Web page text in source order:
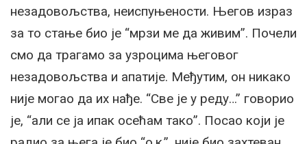
незадовољства, неиспуњености. Његов израз
за то стање био је “мрзи ме да живим”. Почели
смо да трагамо за узроцима његовог
незадовољства и апатије. Међутим, он никако
није могао да их нађе. “Све је у реду…” говорио
је, “али се ја ипак осећам тако”. Посао који је